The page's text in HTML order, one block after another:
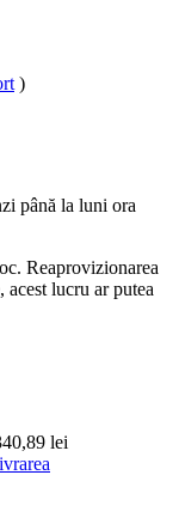
)
până la luni ora
Reaprovizionarea
acest lucru ar putea
lei